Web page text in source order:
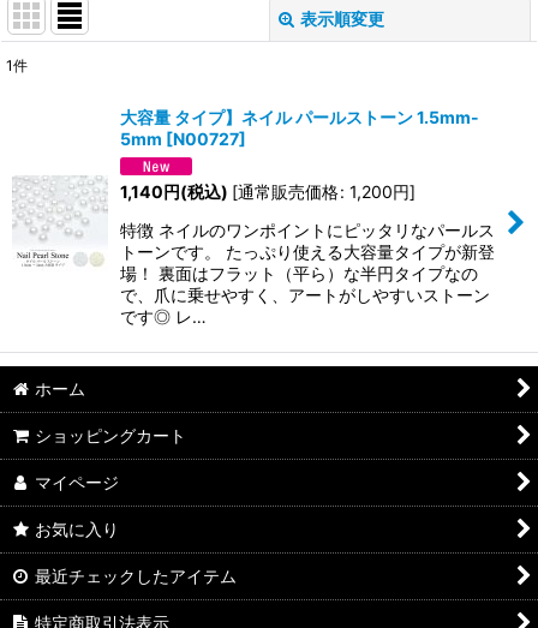
表示順変更
1件
大容量 タイプ】ネイル パールストーン 1.5mm-
5mm [N00727]
1,140円(税込) [通常販売価格: 1,200円]
特徴 ネイルのワンポイントにピッタリなパールス
トーンです。 たっぷり使える大容量タイプが新登
場！ 裏面はフラット（平ら）な半円タイプなの
で、爪に乗せやすく、アートがしやすいストーン
です◎ レ…
ホーム
ショッピングカート
マイページ
お気に入り
最近チェックしたアイテム
特定商取引法表示